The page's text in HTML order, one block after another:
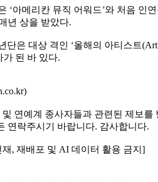
‘아메리칸 뮤직 어워드’와 처음 인
년 상을 받았다.
단은 대상 격인 ‘올해의 아티스트
가 된 바 있다.
연예계 종사자들과 관련된 제보를
연락주시기 바랍니다. 감사합니다.
, 재배포 및 AI 데이터 활용 금지]